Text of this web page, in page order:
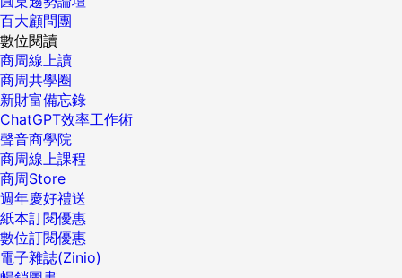
百大顧問團
數位閱讀
商周線上讀
商周共學圈
新財富備忘錄
ChatGPT效率工作術
聲音商學院
商周線上課程
商周Store
週年慶好禮送
紙本訂閱優惠
數位訂閱優惠
電子雜誌(Zinio)